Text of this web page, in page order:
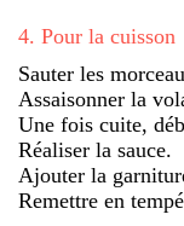
4. Pour la cuisson
Sauter les
Assaisonner la
Une fois cuite,
Réaliser la sauce.
Ajouter la
Remettre en